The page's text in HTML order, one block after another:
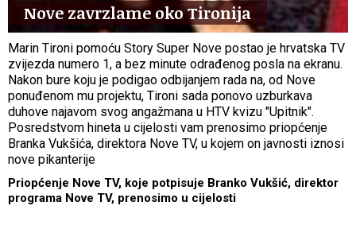
Nove zavrzlame oko Tironija
Marin Tironi pomoću Story Super Nove postao je hrvatska TV
zvijezda numero 1, a bez minute odrađenog posla na ekranu.
Nakon bure koju je podigao odbijanjem rada na, od Nove
ponuđenom mu projektu, Tironi sada ponovo uzburkava
duhove najavom svog angažmana u HTV kvizu "Upitnik".
Posredstvom hineta u cijelosti vam prenosimo priopćenje
Branka Vukšića, direktora Nove TV, u kojem on javnosti iznosi
nove pikanterije
Priopćenje Nove TV, koje potpisuje Branko Vukšić, direktor
programa Nove TV, prenosimo u cijelosti